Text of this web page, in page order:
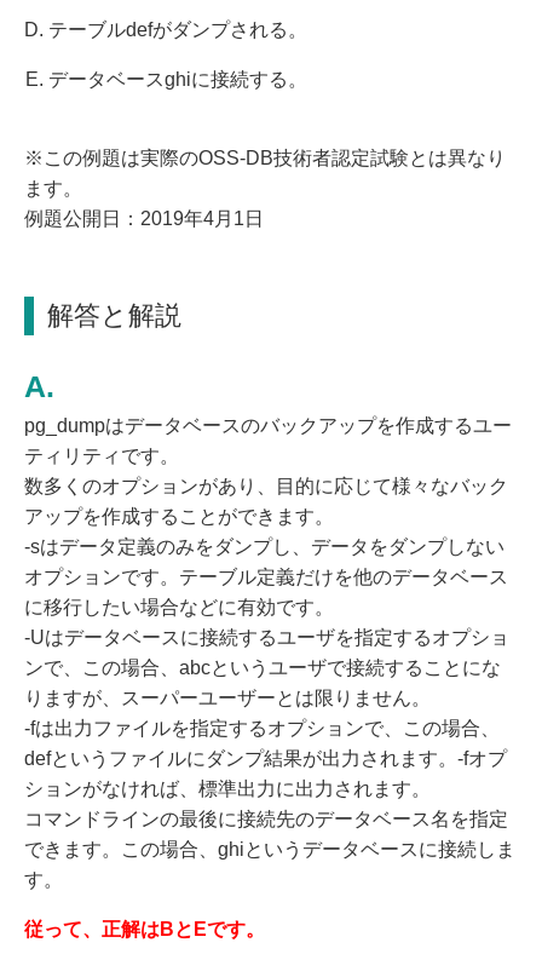
テーブルdefがダンプされる。
データベースghiに接続する。
※この例題は実際のOSS-DB技術者認定試験とは異なり
ます。
例題公開日：2019年4月1日
解答と解説
pg_dumpはデータベースのバックアップを作成するユー
ティリティです。
数多くのオプションがあり、目的に応じて様々なバック
アップを作成することができます。
-sはデータ定義のみをダンプし、データをダンプしない
オプションです。テーブル定義だけを他のデータベース
に移行したい場合などに有効です。
-Uはデータベースに接続するユーザを指定するオプショ
ンで、この場合、abcというユーザで接続することにな
りますが、スーパーユーザーとは限りません。
-fは出力ファイルを指定するオプションで、この場合、
defというファイルにダンプ結果が出力されます。-fオプ
ションがなければ、標準出力に出力されます。
コマンドラインの最後に接続先のデータベース名を指定
できます。この場合、ghiというデータベースに接続しま
す。
従って、正解はBとEです。